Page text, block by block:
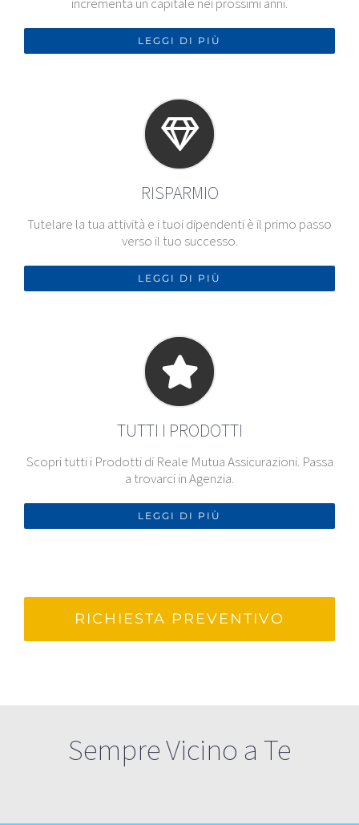
LEGGI DI PIÙ
RISPARMIO
Tutelare la tua attività e i tuoi dipendenti è il primo passo
verso il tuo successo.
LEGGI DI PIÙ
TUTTI I PRODOTTI
Scopri tutti i Prodotti di Reale Mutua Assicurazioni. Passa
a trovarci in Agenzia.
LEGGI DI PIÙ
RICHIESTA PREVENTIVO
Sempre Vicino a Te